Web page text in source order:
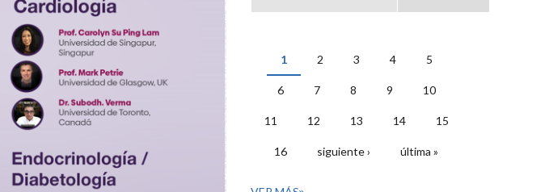
PÁGINAS
1 2 3 4 5
6 7 8 9 10
11 12 13 14 15
16 siguiente › última »